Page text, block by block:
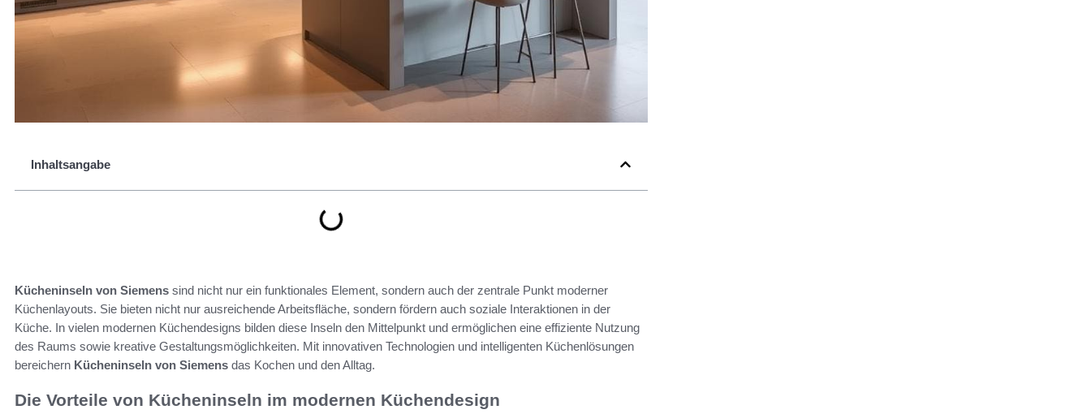
Inhaltsangabe
Kücheninseln von Siemens sind nicht nur ein funktionales Element, sondern auch der zentrale Punkt moderner
Küchenlayouts. Sie bieten nicht nur ausreichende Arbeitsfläche, sondern fördern auch soziale Interaktionen in der
Küche. In vielen modernen Küchendesigns bilden diese Inseln den Mittelpunkt und ermöglichen eine effiziente Nutzung
des Raums sowie kreative Gestaltungsmöglichkeiten. Mit innovativen Technologien und intelligenten Küchenlösungen
bereichern Kücheninseln von Siemens das Kochen und den Alltag.
Die Vorteile von Kücheninseln im modernen Küchendesign